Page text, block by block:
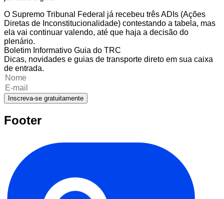
O Supremo Tribunal Federal já recebeu três ADIs (Ações
Diretas de Inconstitucionalidade) contestando a tabela, mas
ela vai continuar valendo, até que haja a decisão do
plenário.
Boletim Informativo Guia do TRC
Dicas, novidades e guias de transporte direto em sua caixa
de entrada.
Inscreva-se gratuitamente
Footer